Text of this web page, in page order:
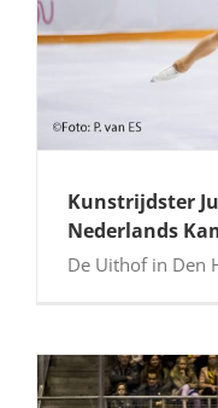
Kunstrijdster
Nederlands
De Uithof in Den